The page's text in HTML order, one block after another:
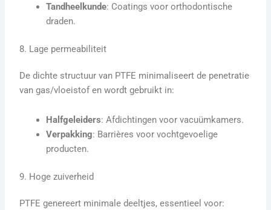
Tandheelkunde: Coatings voor orthodontische
draden.
8. Lage permeabiliteit
De dichte structuur van PTFE minimaliseert de penetratie
van gas/vloeistof en wordt gebruikt in:
Halfgeleiders: Afdichtingen voor vacuümkamers.
Verpakking: Barrières voor vochtgevoelige
producten.
9. Hoge zuiverheid
PTFE genereert minimale deeltjes, essentieel voor: